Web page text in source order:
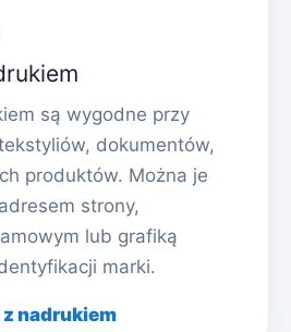
są wygodne przy
dokumentów,
produktów. Można je
strony,
lub grafiką
marki.
nadrukiem